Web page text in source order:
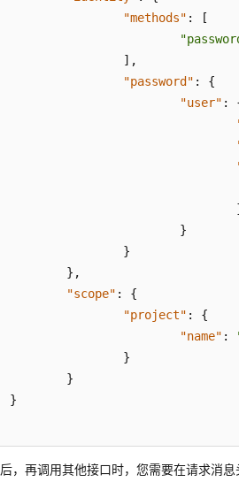
"methods" :
[
] ,
"password" :
{
"user" :
}
}
} ,
"scope" :
{
"project" :
{
"name" :
}
}
}
，再调用其他接口时，您需要在请求消